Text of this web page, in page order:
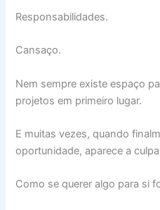
Responsabilidades.
Cansaço.
Nem sempre existe espaço
projetos em primeiro lugar.
E muitas vezes, quando
oportunidade, aparece a
Como se querer algo para si